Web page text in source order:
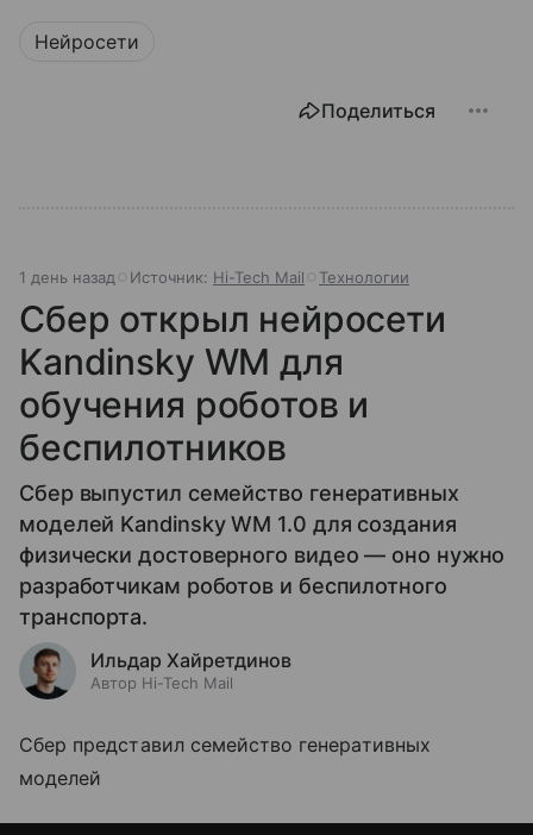
Нейросети
Поделиться
1 день назад Источник: Hi-Tech Mail Технологии
Сбер открыл нейросети
Kandinsky WM для
обучения роботов и
беспилотников
Сбер выпустил семейство генеративных
моделей Kandinsky WM 1.0 для создания
физически достоверного видео — оно нужно
разработчикам роботов и беспилотного
транспорта.
Ильдар Хайретдинов
Автор Hi-Tech Mail
Сбер представил семейство генеративных
моделей